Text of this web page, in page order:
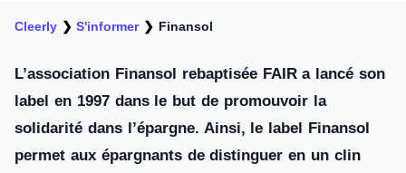
Cleerly ❯S'informer❯ Finansol
L’association Finansol rebaptisée FAIR a lancé son
label en 1997 dans le but de promouvoir la
solidarité dans l’épargne. Ainsi, le label Finansol
permet aux épargnants de distinguer en un clin